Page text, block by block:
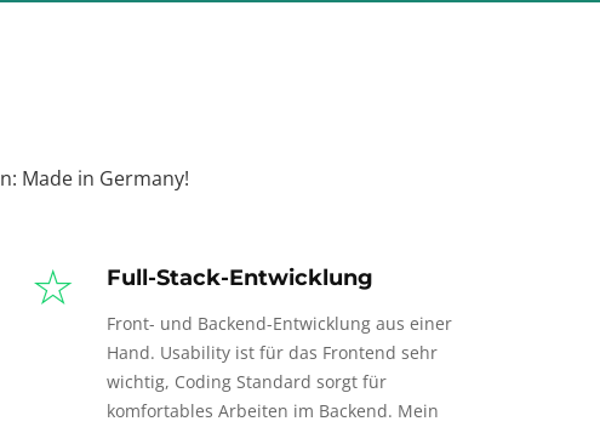
Made in Germany!
Full-Stack-Entwicklung
Front- und Backend-Entwicklung aus einer
Hand. Usability ist für das Frontend sehr
wichtig, Coding Standard sorgt für
komfortables Arbeiten im Backend. Mein